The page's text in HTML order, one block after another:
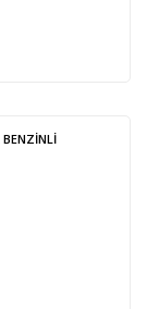
BENZİNLİ